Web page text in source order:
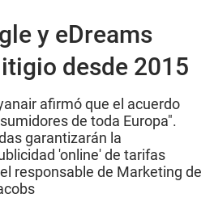
y eDreams
desde 2015
afirmó que el acuerdo
de toda Europa".
garantizarán la
'online' de tarifas
responsable de Marketing de